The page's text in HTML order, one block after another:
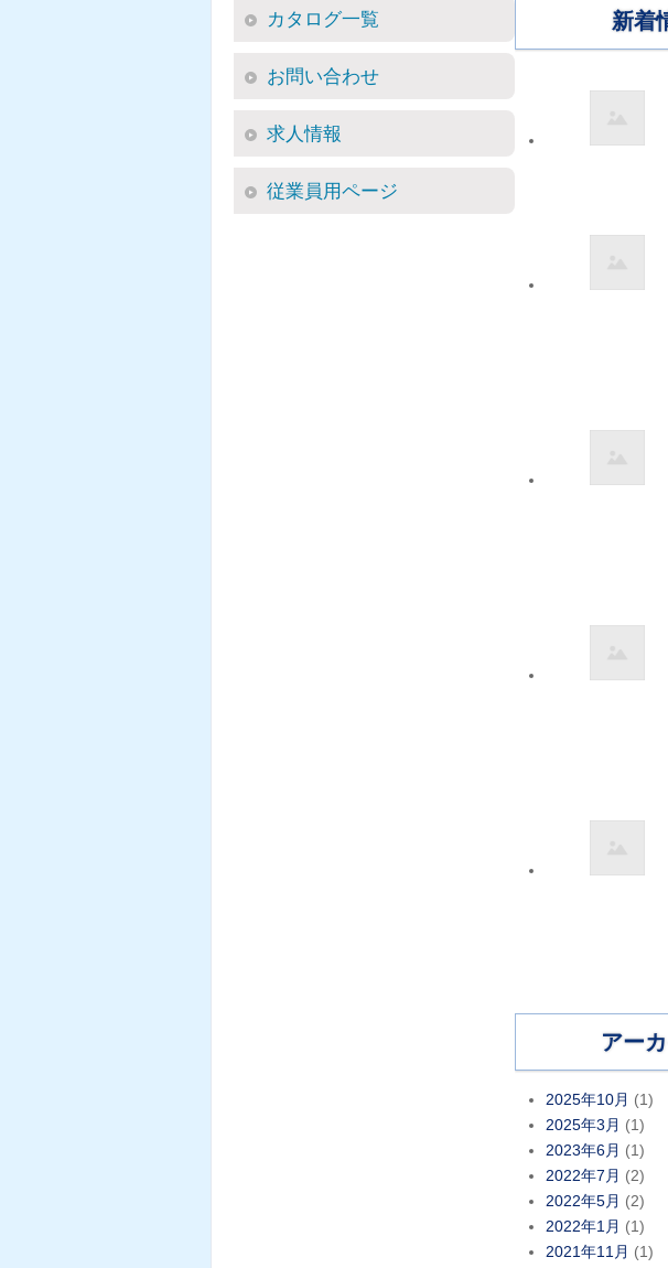
カタログ一覧
お問い合わせ
求人情報
従業員用ページ
新着
アー
2025年10月 (1)
2025年3月 (1)
2023年6月 (1)
2022年7月 (2)
2022年5月 (2)
2022年1月 (1)
2021年11月 (1)